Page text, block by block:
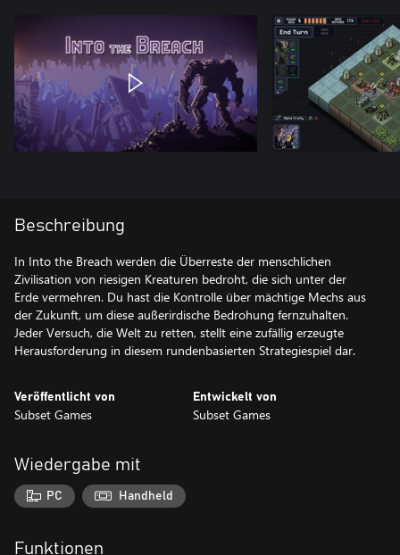
Beschreibung
In Into the Breach werden die Überreste der menschlichen
Zivilisation von riesigen Kreaturen bedroht, die sich unter der
Erde vermehren. Du hast die Kontrolle über mächtige Mechs aus
der Zukunft, um diese außerirdische Bedrohung fernzuhalten.
Jeder Versuch, die Welt zu retten, stellt eine zufällig erzeugte
Herausforderung in diesem rundenbasierten Strategiespiel dar.
Veröffentlicht von
Subset Games
Entwickelt von
Subset Games
Wiedergabe mit
PC Handheld
Funktionen